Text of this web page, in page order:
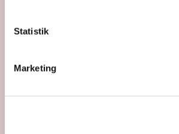
Statistik
Marketing